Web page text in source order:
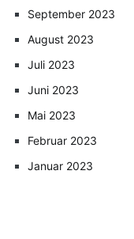
September 2023
August 2023
Juli 2023
Juni 2023
Mai 2023
Februar 2023
Januar 2023